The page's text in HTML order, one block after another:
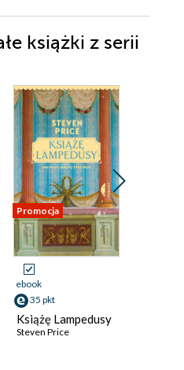
książki z serii
Promocja
ebook
35 pkt
Książę Lampedusy
Steven Price